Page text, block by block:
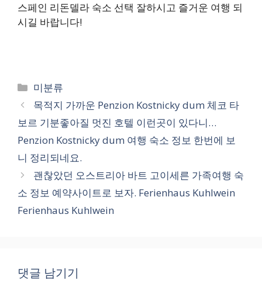
스페인 리돈델라 숙소 선택 잘하시고 즐거운 여행 되
시길 바랍니다!
카
테
고
리
미분류
목적지 가까운 Penzion Kostnicky dum 체코 타
보르 기분좋아질 멋진 호텔 이런곳이 있다니…
Penzion Kostnicky dum 여행 숙소 정보 한번에 보
니 정리되네요.
괜찮았던 오스트리아 바트 고이세른 가족여행 숙
소 정보 예약사이트로 보자. Ferienhaus Kuhlwein
Ferienhaus Kuhlwein
댓글 남기기